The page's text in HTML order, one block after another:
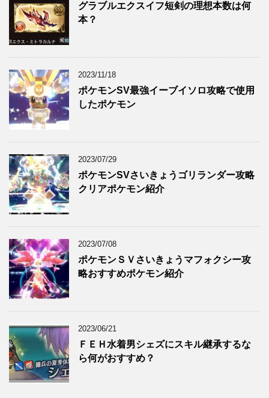
グラブルエクスイフ短剣の理想本数は何
本？
2023/11/18
ポケモンSV最強イーブイソロ攻略で使用
したポケモン
2023/07/29
ポケモンSVさいきょうゴリランダー攻略
クリアポケモン紹介
2023/07/08
ポケモンＳＶさいきょうマフォクシー攻
略おすすめポケモン紹介
2023/06/21
ＦＥＨ水着男シェズにスキル継承するな
ら何がおすすめ？